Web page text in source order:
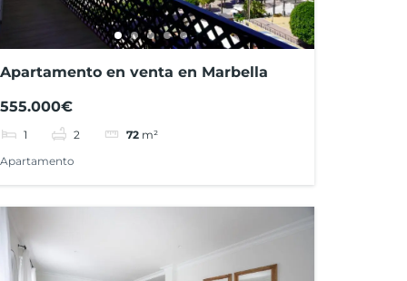
Apartamento en venta en Marbella
555.000€
1 2 72 m²
Apartamento